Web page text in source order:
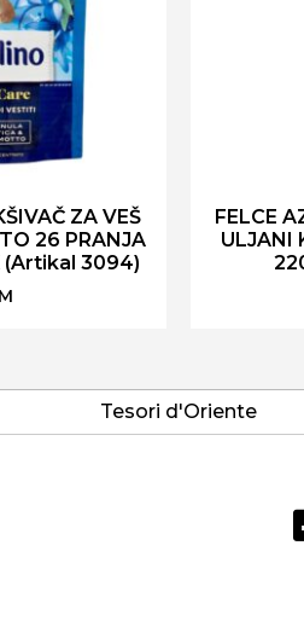
ZA VEŠ
26 PRANJA
(Artikal 3094)
FELCE
ULJANI
Tesori d'Oriente